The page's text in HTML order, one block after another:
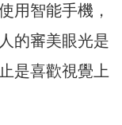
用智能手機，
的審美眼光是
是喜歡視覺上